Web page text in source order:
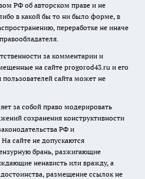
РФ об авторском праве и не
в какой бы то ни было форме, в
переработке не иначе
за комментарии и
на сайте progorod43.ru и его
сайта может не
за собой право модерировать
сохранения конструктивности
РФ и
сайте не допускаются
брань, разжигающие
ненависть или вражду, а
размещение ссылок не